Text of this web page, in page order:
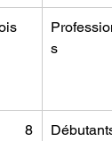
s
8
Débutants